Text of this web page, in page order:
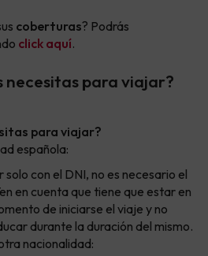
coberturas? Podrás
click aquí.
necesitas para viajar?
para viajar?
española:
solo con el DNI, no es necesario el
en cuenta que tiene que estar en
de iniciarse el viaje y no
durante la duración del mismo.
nacionalidad: